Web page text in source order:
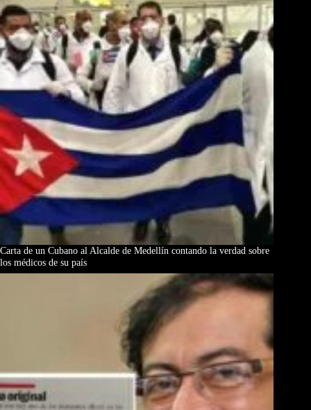
Carta de un Cubano al Alcalde de Medellín contando la verdad sobre
los médicos de su país